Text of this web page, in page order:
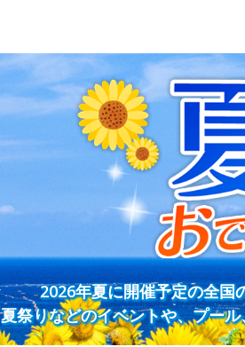
2026年夏に開催予定の全国
夏祭りなどのイベントや、プー